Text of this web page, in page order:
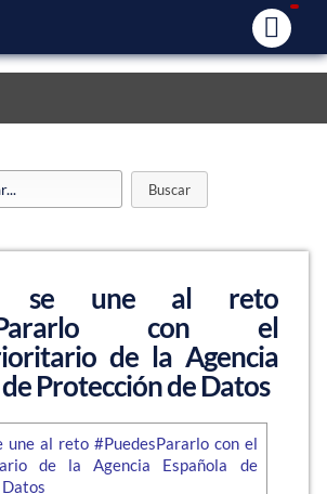
se une al reto
con el
de la Agencia
Protección de Datos